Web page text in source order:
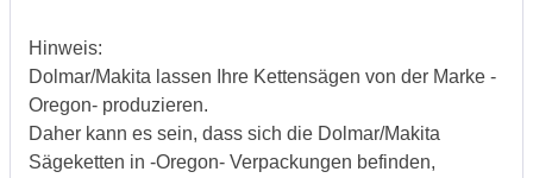
Hinweis:
Dolmar/Makita lassen Ihre Kettensägen von der Marke -
Oregon- produzieren.
Daher kann es sein, dass sich die Dolmar/Makita
Sägeketten in -Oregon- Verpackungen befinden,